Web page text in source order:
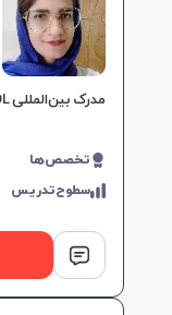
مدرک بین‌المللی TESOL از دانشگاه کمبریج و بیش از ۵ سال سابقه تدریس زبان انگلیسی، مهارت‌های تدریس نوین را در تسهیل یادگیری برای همه گروه‌های سنی به کار می‌گیرد.
تخصص‌ها
سطوح‌تدریس